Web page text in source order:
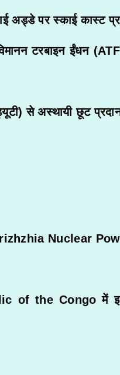
अड्डे पर स्काई कास्ट
टरबाइन ईंधन (ATF)
से अस्थायी छूट
Nuclear
of the Congo में